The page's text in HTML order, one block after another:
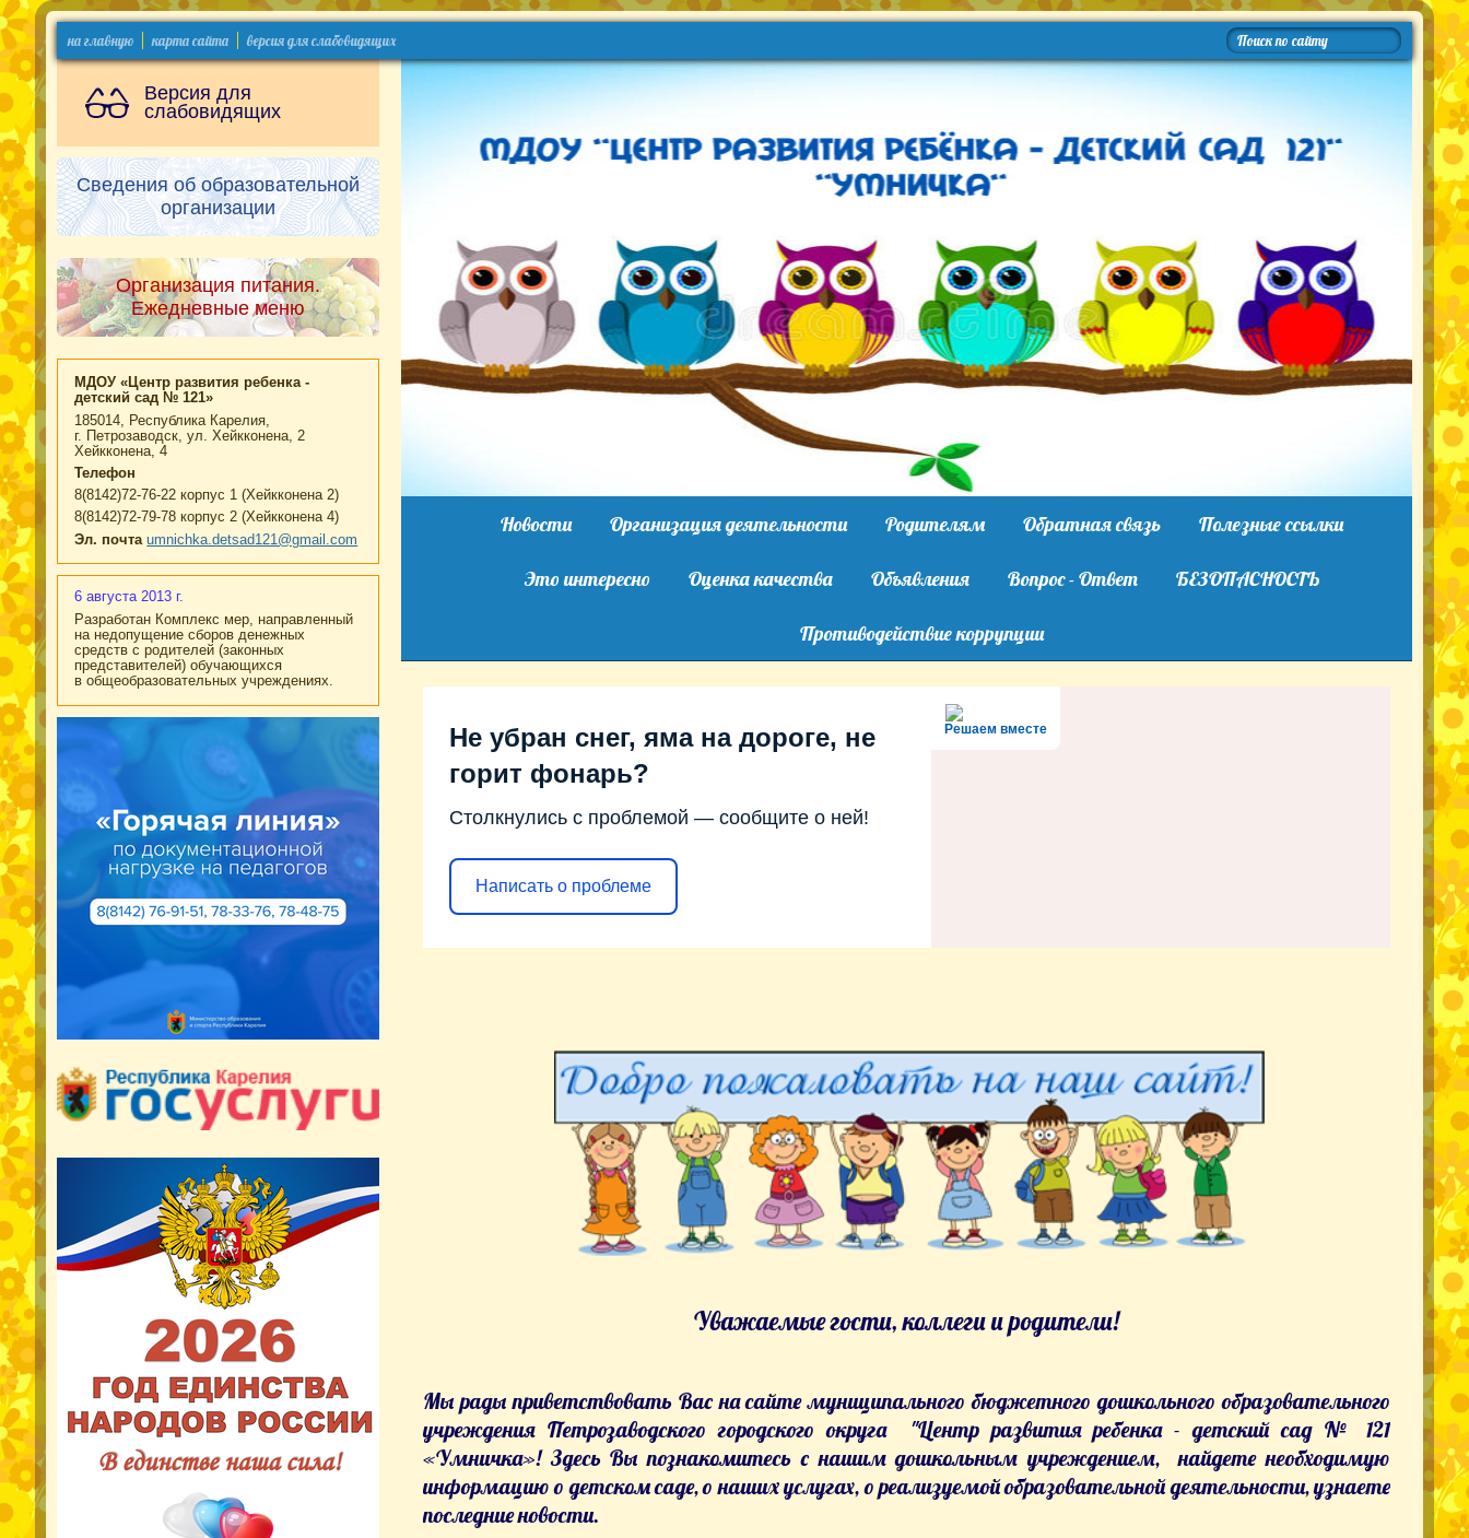
на главную карта сайта версия для слабовидящих
Версия для
слабовидящих
Сведения об образовательной
организации
Организация питания.
Ежедневные меню
МДОУ «Центр развития ребенка -
детский сад № 121»
185014, Республика Карелия,
г. Петрозаводск, ул. Хейкконена, 2
Хейкконена, 4
Телефон
8(8142)72-76-22 корпус 1 (Хейкконена 2)
8(8142)72-79-78 корпус 2 (Хейкконена 4)
Эл. почта umnichka.detsad121@gmail.com
6 августа 2013 г.
Разработан Комплекс мер, направленный
на недопущение сборов денежных
средств с родителей (законных
представителей) обучающихся
в общеобразовательных учреждениях.
Новости Организация деятельности Родителям Обратная связь Полезные ссылки
Это интересно Оценка качества Объявления Вопрос - Ответ БЕЗОПАСНОСТЬ
Противодействие коррупции
Решаем вместе
Не убран снег, яма на дороге, не
горит фонарь?
Столкнулись с проблемой — сообщите о ней!
Написать о проблеме
Уважаемые гости, коллеги и родители!
Мы рады приветствовать Вас на сайте муниципального бюджетного дошкольного образовательного
учреждения Петрозаводского городского округа "Центр развития ребенка - детский сад № 121
«Умничка»! Здесь Вы познакомитесь с нашим дошкольным учреждением, найдете необходимую
информацию о детском саде, о наших услугах, о реализуемой образовательной деятельности, узнаете
последние новости.